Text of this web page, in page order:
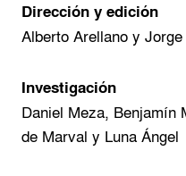
Dirección y edición
Alberto Arellano y
Investigación
Daniel Meza, Benjamín
de Marval y Luna Ángel